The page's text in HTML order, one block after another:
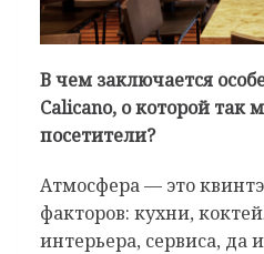
В чем заключается
Calicano, о которой так
посетители?
Атмосфера — это
факторов: кухни,
интерьера, сервиса, да